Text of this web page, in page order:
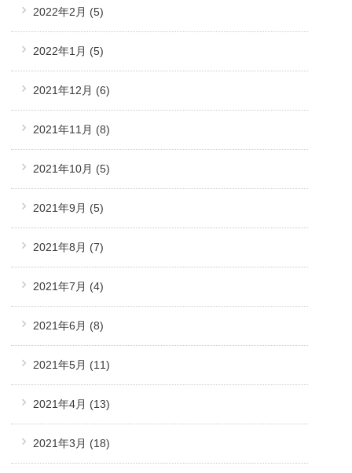
2022年2月 (5)
2022年1月 (5)
2021年12月 (6)
2021年11月 (8)
2021年10月 (5)
2021年9月 (5)
2021年8月 (7)
2021年7月 (4)
2021年6月 (8)
2021年5月 (11)
2021年4月 (13)
2021年3月 (18)